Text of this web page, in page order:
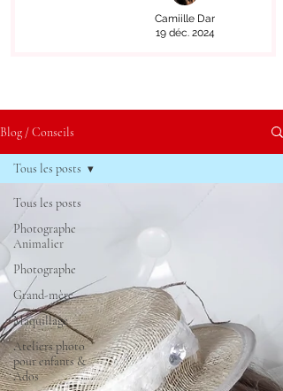
Camiille Dar
19 déc. 2024
Blog / Conseils
Tous les posts
Photographe
Animalier
Photographe
Grand-mère
Maquillage
Ateliers photo
pour enfants &
Ados
Tous les posts